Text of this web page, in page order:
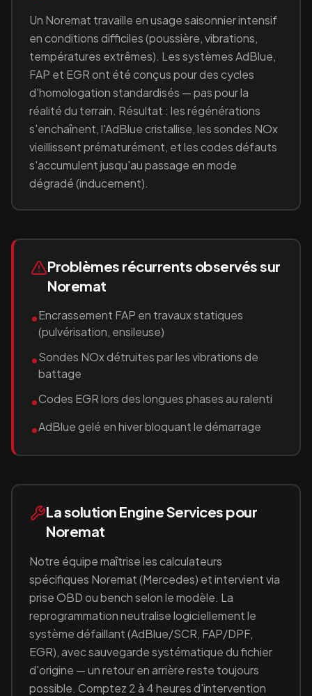
Un Noremat travaille enusage saisonnier intensif
en conditions difficiles (poussière, vibrations,
températures extrêmes). Les systèmes AdBlue,
FAP et EGR ont été conçus pour des cycles
d'homologation standardisés — pas pour la
réalité du terrain. Résultat : les régénérations
s'enchaînent, l'AdBlue cristallise, les sondes NOx
vieillissent prématurément, et les codes défauts
s'accumulent jusqu'au passage en mode
dégradé (inducement).
Problèmes récurrents observés sur
Noremat
•Encrassement FAP en travaux statiques
(pulvérisation, ensileuse)
•Sondes NOx détruites par les vibrations de
battage
•Codes EGR lors des longues phases au ralenti
•AdBlue gelé en hiver bloquant le démarrage
La solution Engine Services pour
Noremat
Notre équipe maîtrise les calculateurs
spécifiques Noremat(Mercedes) et intervient via
prise OBD ou bench selon le modèle. La
reprogrammation neutralise logiciellement le
système défaillant (AdBlue/SCR, FAP/DPF,
EGR), avec sauvegarde systématique du fichier
d'origine — un retour en arrière reste toujours
possible. Comptez 2 à 4 heures d'intervention